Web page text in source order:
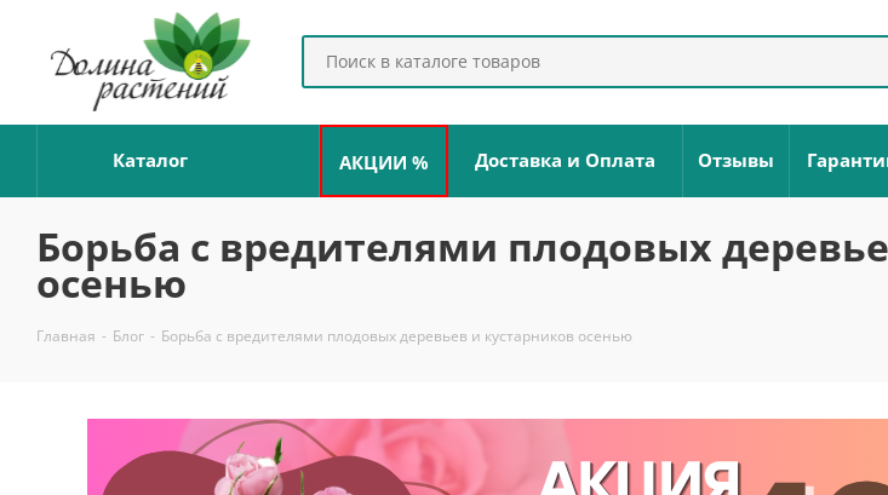
Каталог АКЦИИ % Доставка и Оплата Отзывы
Борьба с вредителями плодовых
осенью
Главная - Блог - Борьба с вредителями плодовых деревьев и кустарников осенью